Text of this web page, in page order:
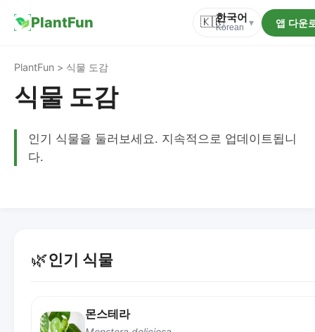
PlantFun 🇰🇷한국어
Korean ▾ 앱 다운
PlantFun > 식물 도감
식물 도감
인기 식물을 둘러보세요. 지속적으로 업데이트됩니
다.
🌿인기 식물
몬스테라